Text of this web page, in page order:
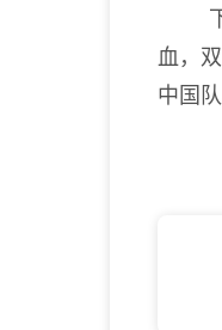
下
血，
中国